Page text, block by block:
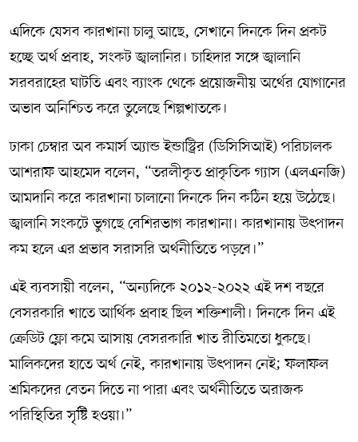
এদিকে যেসব কারখানা চালু আছে, সেখানে দিনকে দিন প্রকট
হচ্ছে অর্থ প্রবাহ, সংকট জ্বালানির। চাহিদার সঙ্গে জ্বালানি
সরবরাহের ঘাটতি এবং ব্যাংক থেকে প্রয়োজনীয় অর্থের যোগানের
অভাব অনিশ্চিত করে তুলেছে শিল্পখাতকে।
ঢাকা চেম্বার অব কমার্স অ্যান্ড ইন্ডাস্ট্রির (ডিসিসিআই) পরিচালক
আশরাফ আহমেদ বলেন, “তরলীকৃত প্রাকৃতিক গ্যাস (এলএনজি)
আমদানি করে কারখানা চালানো দিনকে দিন কঠিন হয়ে উঠেছে।
জ্বালানি সংকটে ভুগছে বেশিরভাগ কারখানা। কারখানায় উৎপাদন
কম হলে এর প্রভাব সরাসরি অর্থনীতিতে পড়বে।”
এই ব্যবসায়ী বলেন, “অন্যদিকে ২০১২-২০২২ এই দশ বছরে
বেসরকারি খাতে আর্থিক প্রবাহ ছিল শক্তিশালী। দিনকে দিন এই
ক্রেডিট ফ্লো কমে আসায় বেসরকারি খাত রীতিমতো ধুকছে।
মালিকদের হাতে অর্থ নেই, কারখানায় উৎপাদন নেই; ফলাফল
শ্রমিকদের বেতন দিতে না পারা এবং অর্থনীতিতে অরাজক
পরিস্থিতির সৃষ্টি হওয়া।”